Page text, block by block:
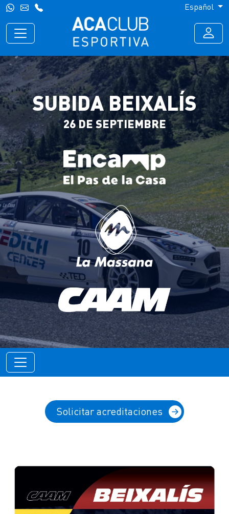
Español
SUBIDA BEIXALÍS
26 DE SEPTIEMBRE
Solicitar acreditaciones